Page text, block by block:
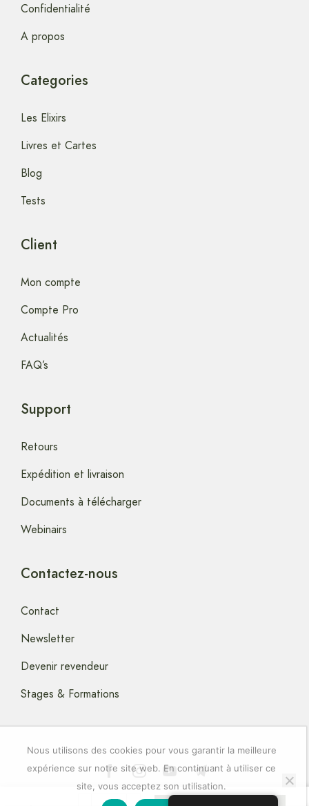
Confidentialité
A propos
Categories
Les Elixirs
Livres et Cartes
Blog
Tests
Client
Mon compte
Compte Pro
Actualités
FAQ’s
Support
Retours
Expédition et livraison
Documents à télécharger
Webinairs
Contactez-nous
Contact
Newsletter
Devenir revendeur
Stages & Formations
Copyright © 2024 artstella-Elixirs-Floraux
Nous utilisons des cookies pour vous garantir la meilleure
expérience sur notre site web. En continuant à utiliser ce
site, vous acceptez son utilisation.